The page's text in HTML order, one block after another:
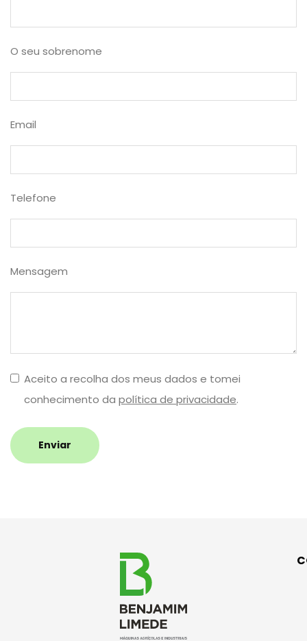
O seu sobrenome
Email
Telefone
Mensagem
Aceito a recolha dos meus dados e tomei
conhecimento da política de privacidade.
Enviar